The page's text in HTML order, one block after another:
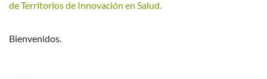
de Territorios de Innovación en Salud.
Bienvenidos.